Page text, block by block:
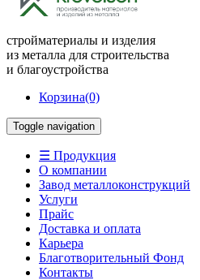
стройматериалы и изделия
из металла для строительства
и благоустройства
Корзина(0)
Toggle navigation
☰ Продукция
О компании
Завод металлоконструкций
Услуги
Прайс
Доставка и оплата
Карьера
Благотворительный Фонд
Контакты